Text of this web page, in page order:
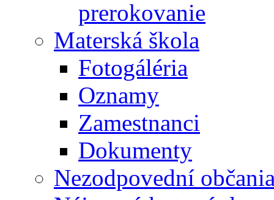
prerokovanie
Materská škola
Fotogáléria
Oznamy
Zamestnanci
Dokumenty
Nezodpovední